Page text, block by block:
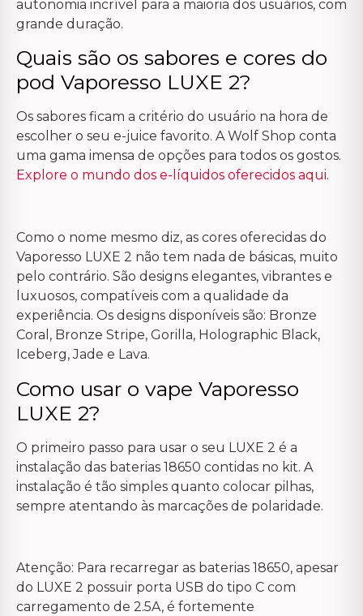
autonomia incrível para a maioria dos usuários, com
grande duração.
Quais são os sabores e cores do
pod Vaporesso LUXE 2?
Os sabores ficam a critério do usuário na hora de
escolher o seu e-juice favorito. A Wolf Shop conta
uma gama imensa de opções para todos os gostos.
Explore o mundo dos e-líquidos oferecidos aqui.
Como o nome mesmo diz, as cores oferecidas do
Vaporesso LUXE 2 não tem nada de básicas, muito
pelo contrário. São designs elegantes, vibrantes e
luxuosos, compatíveis com a qualidade da
experiência. Os designs disponíveis são: Bronze
Coral, Bronze Stripe, Gorilla, Holographic Black,
Iceberg, Jade e Lava.
Como usar o vape Vaporesso
LUXE 2?
O primeiro passo para usar o seu LUXE 2 é a
instalação das baterias 18650 contidas no kit. A
instalação é tão simples quanto colocar pilhas,
sempre atentando às marcações de polaridade.
Atenção: Para recarregar as baterias 18650, apesar
do LUXE 2 possuir porta USB do tipo C com
carregamento de 2.5A, é fortemente